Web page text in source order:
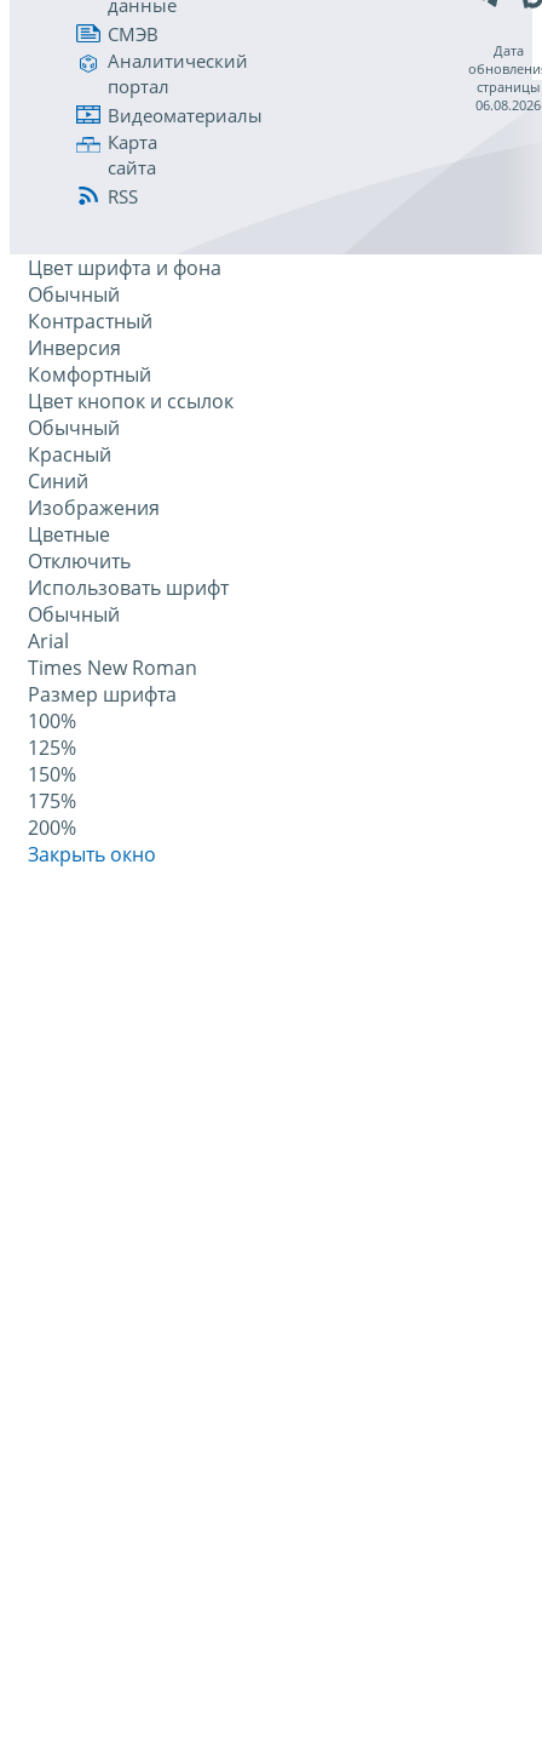
данные
СМЭВ
Аналитический
портал
Видеоматериалы
Карта
сайта
RSS
Дата
страницы
06.08.2026
Цвет шрифта и фона
Обычный
Контрастный
Инверсия
Комфортный
Цвет кнопок и ссылок
Обычный
Красный
Синий
Изображения
Цветные
Отключить
Использовать шрифт
Обычный
Arial
Times New Roman
Размер шрифта
100%
125%
150%
175%
200%
Закрыть окно